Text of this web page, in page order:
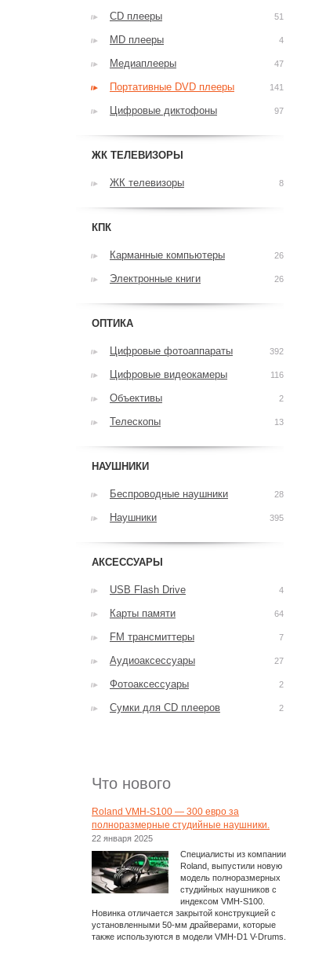
CD плееры 51
MD плееры 4
Медиаплееры 47
Портативные DVD плееры 141
Цифровые диктофоны 97
ЖК ТЕЛЕВИЗОРЫ
ЖК телевизоры 8
КПК
Карманные компьютеры 26
Электронные книги 26
ОПТИКА
Цифровые фотоаппараты 392
Цифровые видеокамеры 116
Объективы 2
Телескопы 13
НАУШНИКИ
Беспроводные наушники 28
Наушники 395
АКСЕССУАРЫ
USB Flash Drive 4
Карты памяти 64
FM трансмиттеры 7
Аудиоаксессуары 27
Фотоаксессуары 2
Сумки для CD плееров 2
Что нового
Roland VMH-S100 — 300 евро за
полноразмерные студийные наушники.
22 января 2025
Специалисты из компании
Roland, выпустили новую
модель полноразмерных
студийных наушников с
индексом VMH-S100.
Новинка отличается закрытой конструкцией с
установленными 50-мм драйверами, которые
также используются в модели VMH-D1 V-Drums.